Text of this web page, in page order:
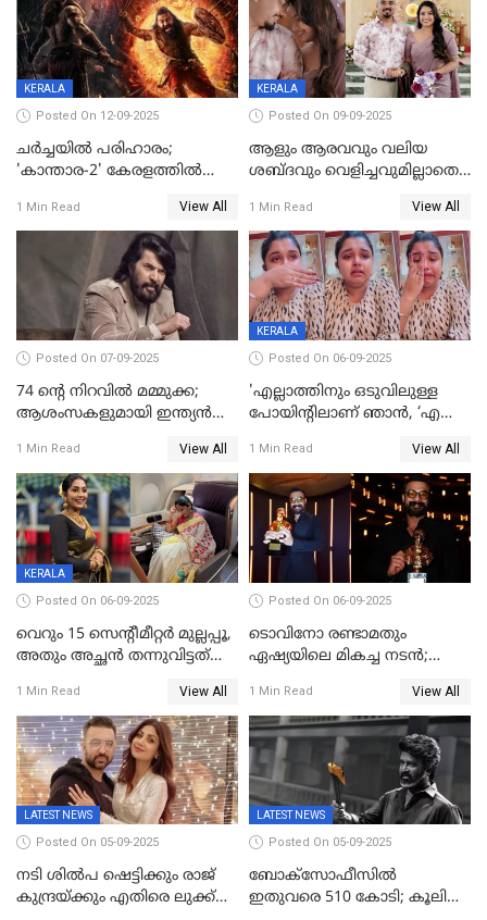
ലക്ഷ്മി
KERALA
Posted On 12-09-2025
ചർച്ചയിൽ പരിഹാരം;
'കാന്താര-2' കേരളത്തിൽ
ഫിയോക്ക്
1 Min Read View All
KERALA
Posted On 09-09-2025
ആളും ആരവവും വലിയ
ശബ്ദവും വെളിച്ചവുമില്ലാതെ
വിവാഹിതയായെന്ന്‌ നടി ​
ഗ്രേസ് ആന്റണി
1 Min Read View All
Posted On 07-09-2025
74 ന്റെ നിറവിൽ മമ്മുക്ക;
ആശംസകളുമായി ഇന്ത്യൻ
1 Min Read View All
KERALA
Posted On 06-09-2025
'എല്ലാത്തിനും ഒടുവിലുള്ള
പോയിന്റിലാണ് ഞാൻ, ‘എന്‍റെ
സ്നേഹിച്ചയാള്‍ തന്നെ
വഞ്ചിച്ചുപോയി’, ലൈവ്
വിഡിയോയിൽ
പൊട്ടിക്കരഞ്ഞ് നടി
1 Min Read View All
KERALA
Posted On 06-09-2025
വെറും 15 സെന്റീമീറ്റര്‍ മുല്ലപ്പൂ,
അതും അച്ഛൻ തന്നുവിട്ടത്
ലക്ഷം രൂപ പിഴ; നവ്യ
28ദിവസത്തിനകം പിഴ
അടയ്ക്കണം
1 Min Read View All
Posted On 06-09-2025
ടൊവിനോ രണ്ടാമതും
ഏഷ്യയിലെ മികച്ച നടന്‍;
പുരസ്‌കാരം
1 Min Read View All
LATEST NEWS
Posted On 05-09-2025
നടി ശിൽപ ഷെട്ടിക്കും രാജ്
കുന്ദ്രയ്ക്കും എതിരെ ലുക്ക്
LATEST NEWS
Posted On 05-09-2025
ബോക്സോഫീസിൽ
ഇതുവരെ 510 കോടി; കൂലി